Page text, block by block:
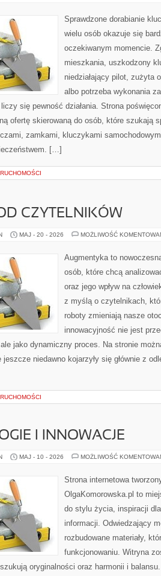
Sprawdzone dorabianie
wielu osób okazuje się
oczekiwanym momencie.
mieszkania, uszkodzony
niedziałający pilot, zużyta
albo potrzeba wykonania
się pewność działania. Strona
ofertę skierowaną do osób, które szukają
zamkami, kluczykami
[…]
CZYTELNIKÓW
MAJ - 20 - 2026 MOŻLIWOŚĆ
Augmentyka to
osób, które chcą
oraz jego wpływ na
z myślą o czytelnikach,
roboty zmieniają nasze
innowacyjność nie jest
jako dynamiczny proces. Na stronie
niedawno kojarzyły się głównie z
I INNOWACJE
MAJ - 10 - 2026 MOŻLIWOŚĆ
Strona internetowa
OlgaKomorowska.pl to
do stylu życia, inspiracji
informacji. Odwiedzający
rozbudowane materiały,
funkcjonowaniu. Witryna
oryginalności oraz harmonii i